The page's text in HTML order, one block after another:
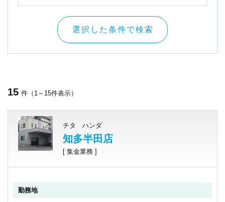
選択した条件で検索
15 件（1～15件表示）
チタ ハンダ
知多半田店
[ 集金業務 ]
勤務地